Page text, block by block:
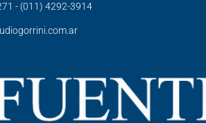
- (011) 4292-3914